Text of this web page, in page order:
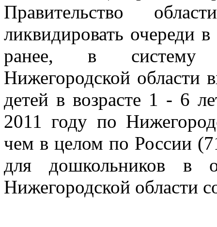
Правительство
ликвидировать очереди
ранее, в систему
Нижегородской области
детей в возрасте 1 - 6
2011 году по
чем в целом по России
для дошкольников в
Нижегородской области